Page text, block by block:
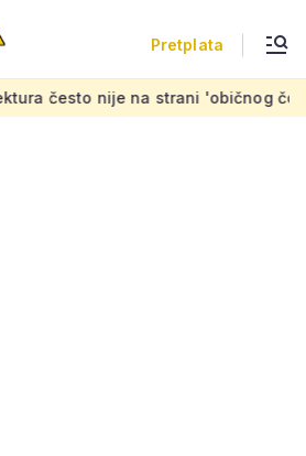
Pretplata
na strani 'običnog čovjeka': 'Mora